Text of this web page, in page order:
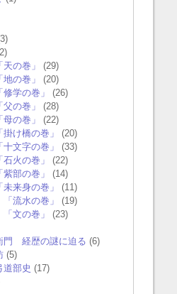
の巻」
(29)
の巻」
(20)
学の巻」
(26)
の巻」
(28)
の巻」
(22)
け橋の巻」
(20)
文字の巻」
(33)
火の巻」
(22)
部の巻」
(14)
来身の巻」
(11)
流水の巻」
(19)
文の巻」
(23)
門 経歴の謎に迫る (6)
(5)
道部史 (17)